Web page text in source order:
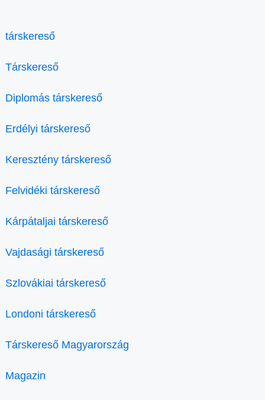
társkereső
Társkereső
Diplomás társkereső
Erdélyi társkereső
Keresztény társkereső
Felvidéki társkereső
Kárpátaljai társkereső
Vajdasági társkereső
Szlovákiai társkereső
Londoni társkereső
Társkereső Magyarország
Magazin